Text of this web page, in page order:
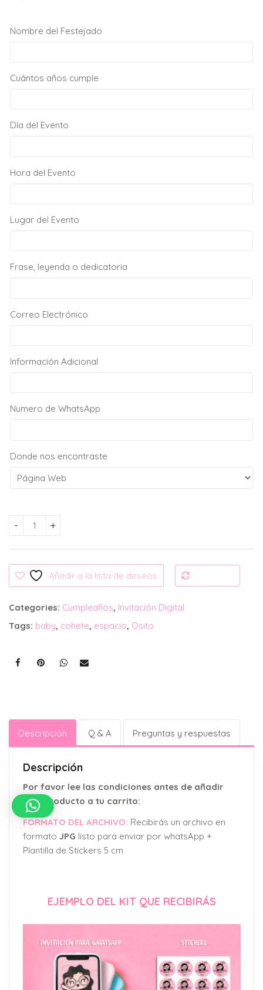
Nombre del Festejado
Cuántos años cumple
Día del Evento
Hora del Evento
Lugar del Evento
Frase, leyenda o dedicatoria
Correo Electrónico
Información Adicional
Numero de WhatsApp
Donde nos encontraste
Invitación Digital: Osito Cohete cantidad
Añadir a la lista de deseos
Categories: Cumpleaños, Invitación Digital
Tags: baby, cohete, espacio, Osito
Descripción Q & A Preguntas y respuestas
Descripción
Por favor lee las condiciones antes de añadir
este producto a tu carrito:
FORMATO DEL ARCHIVO: Recibirás un archivo en
formato JPG listo para enviar por whatsApp +
Plantilla de Stickers 5 cm
EJEMPLO DEL KIT QUE RECIBIRÁS